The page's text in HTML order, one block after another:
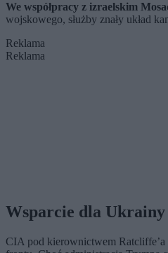
We współpracy z izraelskim
wojskowego, służby znały układ
Reklama
Reklama
Wsparcie dla Ukrainy
CIA pod kierownictwem